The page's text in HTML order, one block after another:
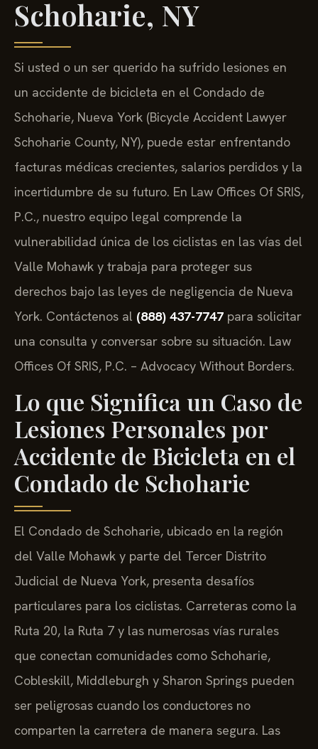
Schoharie, NY
Si usted o un ser querido ha sufrido lesiones en
un accidente de bicicleta en el Condado de
Schoharie, Nueva York (Bicycle Accident Lawyer
Schoharie County, NY), puede estar enfrentando
facturas médicas crecientes, salarios perdidos y la
incertidumbre de su futuro. En Law Offices Of SRIS,
P.C., nuestro equipo legal comprende la
vulnerabilidad única de los ciclistas en las vías del
Valle Mohawk y trabaja para proteger sus
derechos bajo las leyes de negligencia de Nueva
York. Contáctenos al (888) 437-7747 para solicitar
una consulta y conversar sobre su situación. Law
Offices Of SRIS, P.C. – Advocacy Without Borders.
Lo que Significa un Caso de
Lesiones Personales por
Accidente de Bicicleta en el
Condado de Schoharie
El Condado de Schoharie, ubicado en la región
del Valle Mohawk y parte del Tercer Distrito
Judicial de Nueva York, presenta desafíos
particulares para los ciclistas. Carreteras como la
Ruta 20, la Ruta 7 y las numerosas vías rurales
que conectan comunidades como Schoharie,
Cobleskill, Middleburgh y Sharon Springs pueden
ser peligrosas cuando los conductores no
comparten la carretera de manera segura. Las